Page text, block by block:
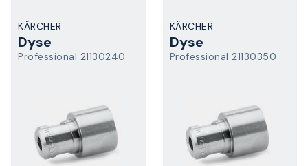
KÄRCHER
Dyse
Professional 21130240
KÄRCHER
Dyse
Professional 21130350